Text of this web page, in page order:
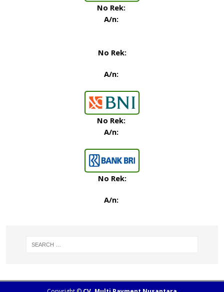
No Rek:
A/n:
No Rek:
A/n:
No Rek:
A/n:
No Rek:
A/n: